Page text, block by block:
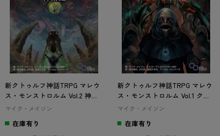
新クトゥルフ神話TRPG マレウ
ス・モンストロルム Vol.2 神格
編
マイク・メイソン
在庫有り
新クトゥルフ神話TRPG マレウ
ス・モンストロルム Vol.1 クリ
ーチャー編
マイク・メイソン
在庫有り